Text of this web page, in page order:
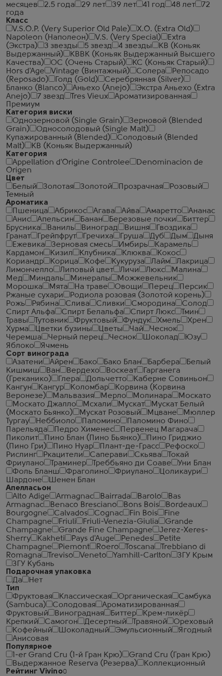
месяцев
2.5 года 29 лет 39 лет 41 год 48 лет
72
года
Класс
V.S.O.P. (Very Superior Old Pale)
X.O. (Extra Old)
Napoleon (Наполеон)
V.S. (Very Special)
Extra
(Экстра)
3 звезды 5 звезд 4 звезды
КВ (Коньяк
Выдержанный)
КВВК (Коньяк Выдержанный Высшего
Качества)
ОС (Очень Старый)
КС (Коньяк Старый)
Hors d'Age
Vintage (Винтажный) Солера
Репосадо
(Reposado)
Голд (Gold)
Серебрянная (Silver)
Бланко (Blanco)
Аньехо (Anejo)
Экстра Аньехо (Extra
Anejo)
7 звезд Tres Vieux
Ароматизированная
Премиум
Категория виски
Однозерновой (Single Grain)
Зерновой (Blended
Grain)
Односолодовый (Single Malt)
Купажированный (Blended)
Солодовый (Blended
Malt)
КВ (Коньяк Выдержанный)
Категория
Appellation d'Origine Controlee
Denominacion de
Origen
Цвет
Белый
Золотая Золотой Прозрачная
Розовый
Темный
Ароматика
Пшеница
Абрикос Агава Айва Амаретто
Ананас
Анис
Апельсин Банан Березовые почки
Биттер
Брусника
Ваниль Виноград Вишня
Гвоздика
Гранат
Грейпфрут Гречиха Груша Дуб Дым
Дыня
Ежевика
Зерновая смесь Имбирь
Карамель
Кардамон
Кизил Клубника Клюква
Кокос
Кориандр
Корица Кофе Кукуруза Лайм
Лакрица
Лимончелло
Липовый цвет Личи Люкс
Малина
Мед
Миндаль Минералы
Можжевельник
Морошка
Мята На траве Овощи Перец
Персик
Ржаные сухари
Родиола розовая (Золотой корень)
Рожь
Рябина Слива Сливки Смородина
Солод
Спирт Альфа
Спирт Белальфа Спирт Люкс
Тмин
Травы
Тутовник Фруктовый Фундук Хмель
Хрен
Хурма
Цветки бузины Цветы Чай
Чеcнок
Черемша
Черный перец Чеснок Шоколад
Юзу
Яблоко
Ячмень
Сорт винограда
Азатени
Айрен Бако Бако Блан Барбера
Белый
Кишмиш
Ван Вердехо Воскеат
Гарганега
(Греканико)
Глера Дольчетто
Каберне Совиньон
Кангун
Кангур Коломбар
Корвина (Корвина
Веронезе)
Мальвазия Мерло Молинара
Москато
Москато Джалло
Мсхали Мускат
Мускат Белый
(Москато Бьянко)
Мускат Розовый Мцване
Мюллер
Тургау
Неббиоло Паломино
Паломино Фино
Парельяда
Педро Хименес
Первенец Магарача
Пиколит
Пино Блан (Пино Бьянко)
Пино Гриджио
(Пино Гри)
Пино Нуар Плант-де-Грасс
Рефоско
Рислинг
Ркацители Саперави Скьява
Токай
Фриулано
Траминер Треббьяно ди Соаве
Уни Блан
Фоль Бланш
Фраголино Фриулано
Цоликаури
Шардоне
Шенен Блан
Апелласьон
Alto Adige
Armagnac Bairrada Barolo
Bas
Armagnac
Benaco Bresciano Bons Bois
Bordeaux
Bourgogne
Calvados Cognac Fin Bois
Fine
Champagne
Friuli Friuli-Venezia-Giulia
Grande
Champagne
Grande Fine Champagne
Jerez-Xeres-
Sherry
Kakheti Pays d'Auge Penedes
Petite
Champagne
Piemont Roero Toscana
Trebbiano di
Romagna
Treviso Veneto Yamhill-Carlton
ЗГУ Крым
ЗГУ Кубань
Подарочная упаковка
Да
Нет
Тип
Фруктовая
Классическая Органическая
Самбука
(Sambuca)
Солодовая
Ароматизированная
Фруктовый
Виноградная Биттер
Крем-ликёр
Крепкий
Самогон Десертный Травяной
Ореховый
Кофейный
Шоколадный Эмульсионный
Ягодный
Анисовая
Популярное
1-er Grand Cru (1-й Гран Крю)
Grand Cru (Гран Крю)
Выдержанное Reserva (Резерва)
Коллекционный
Рейтинг Vivino